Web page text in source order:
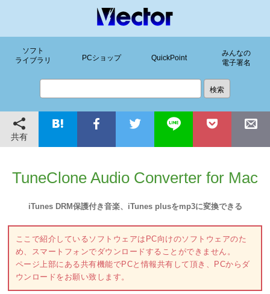
ソフト
ライブラリ
PCショップ QuickPoint
みんなの
電子署名
共有
TuneClone Audio Converter for Mac
iTunes DRM保護付き音楽、iTunes plusをmp3に変換できる
ここで紹介しているソフトウェアはPC向けのソフトウェアのた
め、スマートフォンでダウンロードすることができません。
ページ上部にある共有機能でPCと情報共有して頂き、PCからダ
ウンロードをお願い致します。